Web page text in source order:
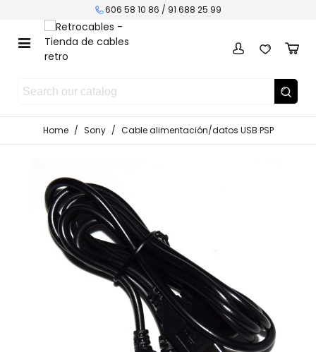
606 58 10 86 / 91 688 25 99
Home / Sony / Cable alimentación/datos USB PSP